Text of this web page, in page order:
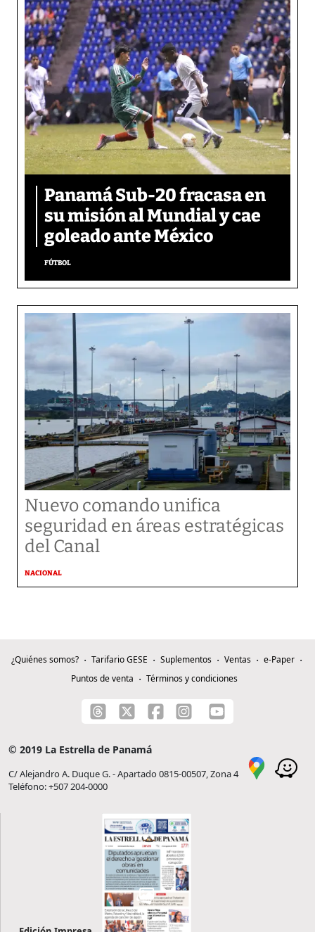
Panamá Sub-20 fracasa en
su misión al Mundial y cae
goleado ante México
FÚTBOL
Nuevo comando unifica
seguridad en áreas estratégicas
del Canal
NACIONAL
¿Quiénes somos? Tarifario GESE Suplementos Ventas
e-Paper
Puntos de venta
Términos y condiciones
© 2019 La Estrella de Panamá
C/ Alejandro A. Duque G. - Apartado 0815-00507, Zona 4
Teléfono: +507 204-0000